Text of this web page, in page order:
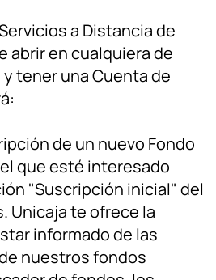
a Distancia de
abrir en cualquiera de
tener una Cuenta de
de un nuevo Fondo
que esté interesado
"Suscripción inicial" del
Unicaja te ofrece la
informado de las
nuestros fondos